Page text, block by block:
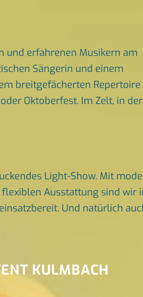
und erfahrenen Musikern am
Sängerin und einem
breitgefächerten Repertoire
Oktoberfest. Im Zelt, in
Light-Show. Mit
flexiblen Ausstattung sind wir
Und natürlich
KULMBACH